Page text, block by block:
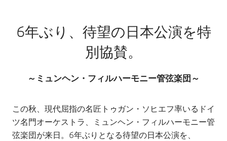
6年ぶり、待望の日本公演を特
別協賛。
～ミュンヘン・フィルハーモニー管弦楽団～
この秋、現代屈指の名匠トゥガン・ソヒエフ率いるドイ
ツ名門オーケストラ、ミュンヘン・フィルハーモニー管
弦楽団が来日。6年ぶりとなる待望の日本公演を、